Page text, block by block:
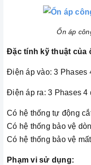
Ổn áp
Đặc tính kỹ thuật của
Điện áp vào: 3 Phases
Điện áp ra: 3 Phases 4
Có hệ thống tự động
Có hệ thống bảo vệ
Có hệ thống bảo vệ
Phạm vi sử dụng: